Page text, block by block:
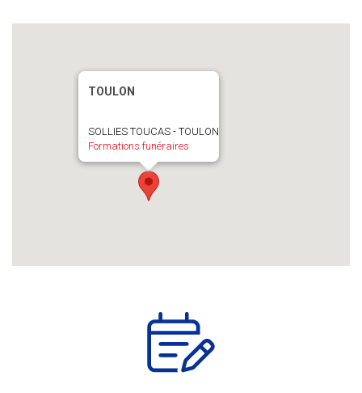
TOULON
SOLLIES TOUCAS - TOULON
Formations funéraires